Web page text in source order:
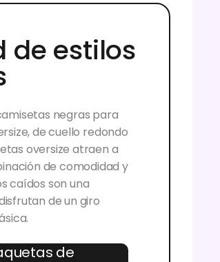
de estilos
negras para
de cuello redondo
oversize atraen a
de comodidad y
caídos son una
de un giro
de